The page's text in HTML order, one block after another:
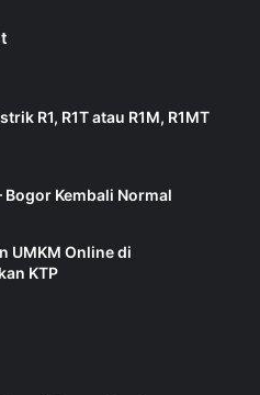
R1, R1T atau R1M, R1MT
Bogor Kembali Normal
UMKM Online di
KTP